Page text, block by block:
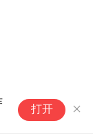
打开